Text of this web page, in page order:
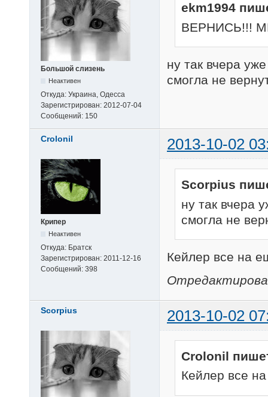
Большой слизень
Неактивен
Откуда: Украина, Одесса
Зарегистрирован: 2012-07-04
Сообщений: 150
ekm1994
ВЕРНИСЬ!!!
ну так вчера
смогла не
Crolonil 2013-10-02
Крипер
Неактивен
Откуда: Братск
Зарегистрирован: 2011-12-16
Сообщений: 398
Scorpius
ну так вчера
смогла не
Кейлер все на
Scorpius 2013-10-02
Crolonil
Кейлер все